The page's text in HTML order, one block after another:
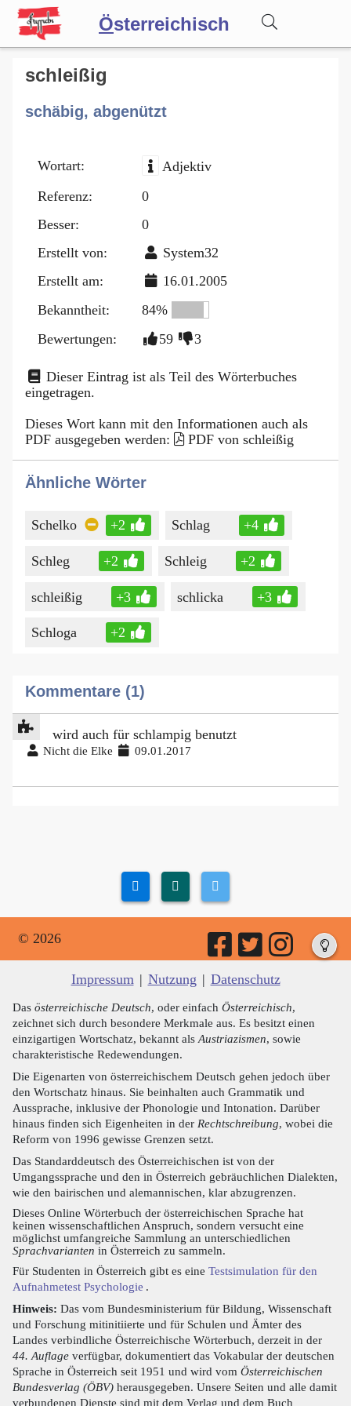
Österreichisch
Wörterbuch
Forum
Blog
schleißig
schäbig, abgenützt
Wortart:
Adjektiv
Referenz:
0
Besser:
0
Erstellt von:
System32
Erstellt am:
16.01.2005
Bekanntheit:
84%
Bewertungen:
59 3
Dieser Eintrag ist als Teil des Wörterbuches
eingetragen.
Dieses Wort kann mit den Informationen auch als
PDF ausgegeben werden:
PDF von schleißig
Ähnliche Wörter
Schelko +2 Schlag +4
Schleg +2 Schleig +2
schleißig +3 schlicka +3
Schloga +2
Kommentare (1)
wird auch für schlampig benutzt
Nicht die Elke 09.01.2017
© 2026
Impressum | Nutzung | Datenschutz
Das österreichische Deutsch, oder einfach Österreichisch,
zeichnet sich durch besondere Merkmale aus. Es besitzt einen
einzigartigen Wortschatz, bekannt als Austriazismen, sowie
charakteristische Redewendungen.
Die Eigenarten von österreichischem Deutsch gehen jedoch über
den Wortschatz hinaus. Sie beinhalten auch Grammatik und
Aussprache, inklusive der Phonologie und Intonation. Darüber
hinaus finden sich Eigenheiten in der Rechtschreibung, wobei die
Reform von 1996 gewisse Grenzen setzt.
Das Standarddeutsch des Österreichischen ist von der
Umgangssprache und den in Österreich gebräuchlichen Dialekten,
wie den bairischen und alemannischen, klar abzugrenzen.
Dieses Online Wörterbuch der österreichischen Sprache hat
keinen wissenschaftlichen Anspruch, sondern versucht eine
möglichst umfangreiche Sammlung an unterschiedlichen
Sprachvarianten in Österreich zu sammeln.
Für Studenten in Österreich gibt es eine Testsimulation für den
Aufnahmetest Psychologie .
Hinweis: Das vom Bundesministerium für Bildung, Wissenschaft
und Forschung mitinitiierte und für Schulen und Ämter des
Landes verbindliche Österreichische Wörterbuch, derzeit in der
44. Auflage verfügbar, dokumentiert das Vokabular der deutschen
Sprache in Österreich seit 1951 und wird vom Österreichischen
Bundesverlag (ÖBV) herausgegeben. Unsere Seiten und alle damit
verbundenen Dienste sind mit dem Verlag und dem Buch